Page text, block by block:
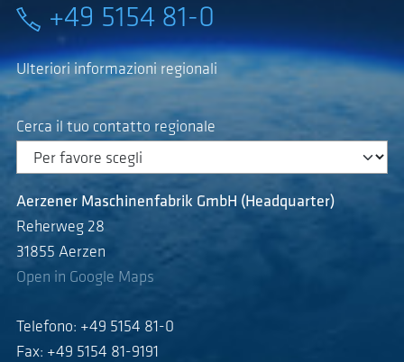
+49 5154 81-0
Ulteriori informazioni regionali
Cerca il tuo contatto regionale
Aerzener Maschinenfabrik GmbH (Headquarter)
Reherweg 28
31855 Aerzen
Open in Google Maps
Telefono: +49 5154 81-0
Fax: +49 5154 81-9191